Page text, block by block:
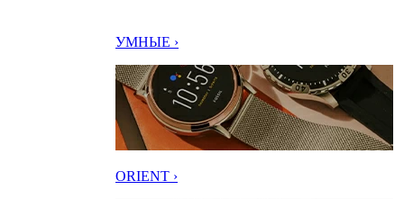
УМНЫЕ ›
ORIENT ›